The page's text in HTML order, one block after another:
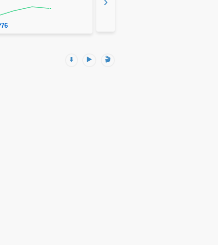
⬇️ ▶️ 🎬